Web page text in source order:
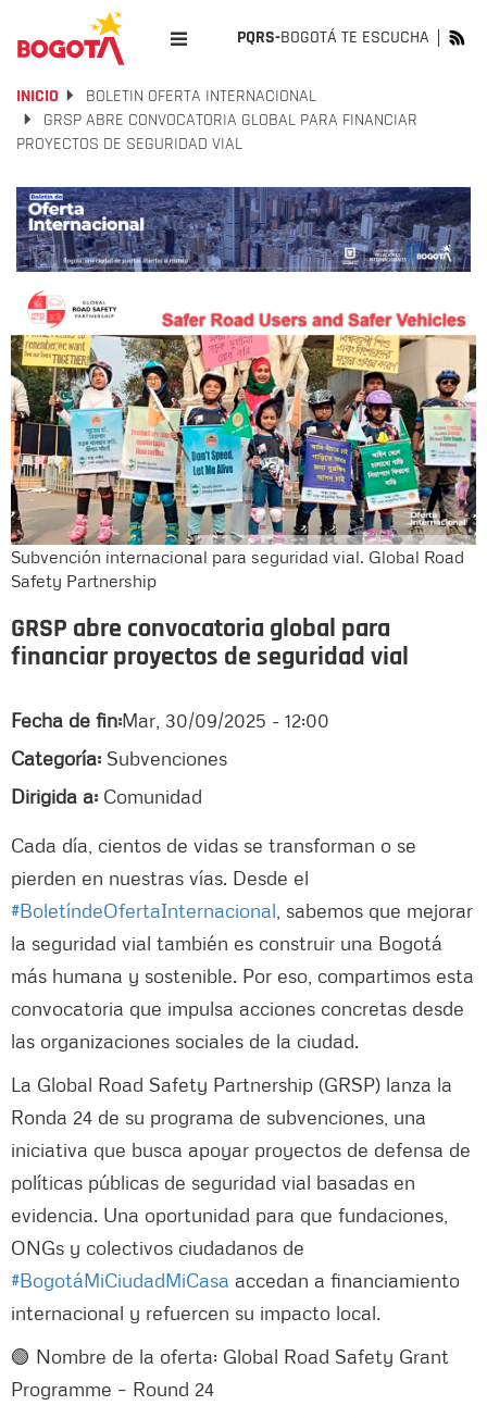
PQRS-BOGOTÁ TE ESCUCHA
INICIO
BOLETIN OFERTA INTERNACIONAL
GRSP ABRE CONVOCATORIA GLOBAL PARA FINANCIAR
PROYECTOS DE SEGURIDAD VIAL
Subvención internacional para seguridad vial. Global Road
Safety Partnership
GRSP abre convocatoria global para
financiar proyectos de seguridad vial
Fecha de fin:Mar, 30/09/2025 - 12:00
Categoría: Subvenciones
Dirigida a: Comunidad
Cada día, cientos de vidas se transforman o se
pierden en nuestras vías. Desde el
#BoletíndeOfertaInternacional , sabemos que mejorar
la seguridad vial también es construir una Bogotá
más humana y sostenible. Por eso, compartimos esta
convocatoria que impulsa acciones concretas desde
las organizaciones sociales de la ciudad.
La Global Road Safety Partnership (GRSP) lanza la
Ronda 24 de su programa de subvenciones, una
iniciativa que busca apoyar proyectos de defensa de
políticas públicas de seguridad vial basadas en
evidencia. Una oportunidad para que fundaciones,
ONGs y colectivos ciudadanos de
#BogotáMiCiudadMiCasa accedan a financiamiento
internacional y refuercen su impacto local.
🟢 Nombre de la oferta: Global Road Safety Grant
Programme – Round 24